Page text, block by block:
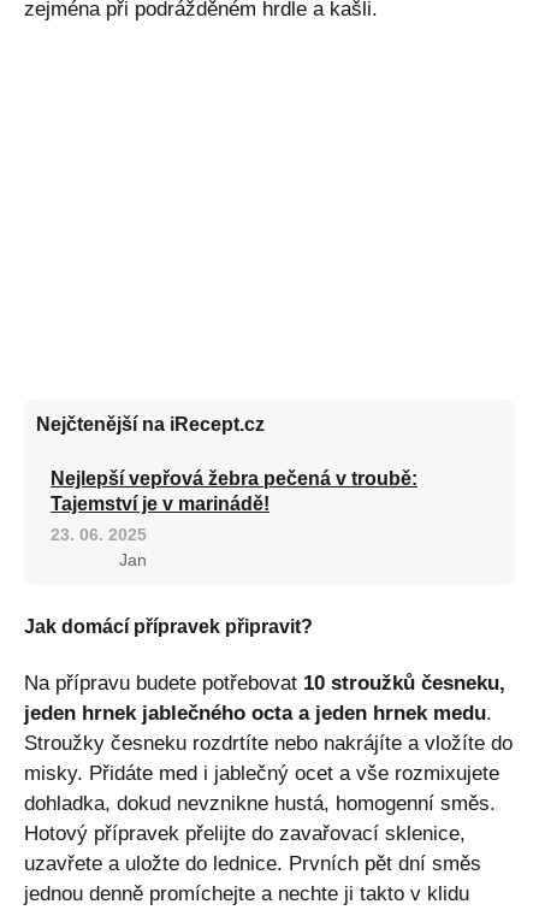
zejména při podrážděném hrdle a kašli.
Nejčtenější na iRecept.cz
Nejlepší vepřová žebra pečená v troubě:
Tajemství je v marinádě!
23. 06. 2025
Jan
Jak domácí přípravek připravit?
Na přípravu budete potřebovat 10 stroužků česneku,
jeden hrnek jablečného octa a jeden hrnek medu.
Stroužky česneku rozdrtíte nebo nakrájíte a vložíte do
misky. Přidáte med i jablečný ocet a vše rozmixujete
dohladka, dokud nevznikne hustá, homogenní směs.
Hotový přípravek přelijte do zavařovací sklenice,
uzavřete a uložte do lednice. Prvních pět dní směs
jednou denně promíchejte a nechte ji takto v klidu